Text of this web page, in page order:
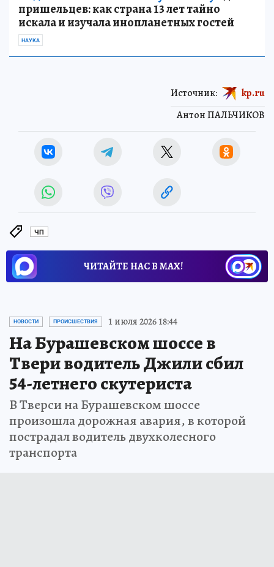
пришельцев: как страна 13 лет тайно
искала и изучала инопланетных гостей
НАУКА
Антон ПАЛЬЧИКОВ
Источник: kp.ru
ЧП
ЧИТАЙТЕ НАС В МАХ!
НОВОСТИ ПРОИСШЕСТВИЯ 1 июля 2026 18:44
На Бурашевском шоссе в
Твери водитель Джили сбил
54-летнего скутериста
В Тверси на Бурашевском шоссе
произошла дорожная авария, в которой
пострадал водитель двухколесного
транспорта